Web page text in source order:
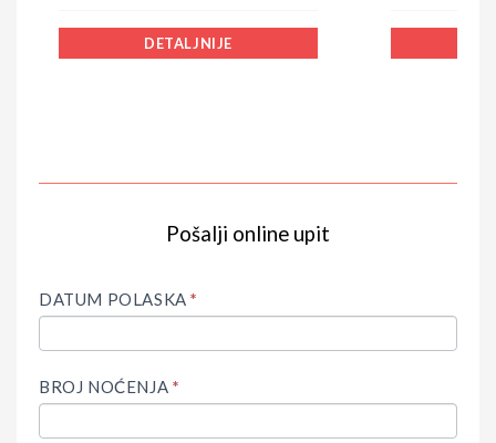
DETALJNIJE
Pošalji online upit
DATUM POLASKA*
BROJ NOĆENJA *
HUMAN,
THIS
BLANK.